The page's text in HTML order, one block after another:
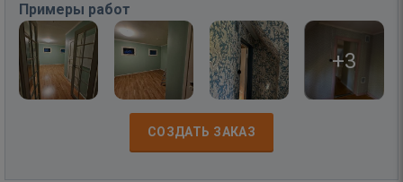
Примеры работ
+3
СОЗДАТЬ ЗАКАЗ